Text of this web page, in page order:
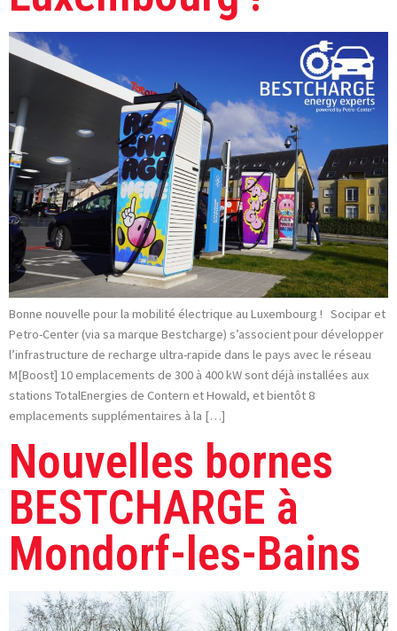
Bonne nouvelle pour la mobilité électrique au Luxembourg ! Socipar et
Petro-Center (via sa marque Bestcharge) s’associent pour développer
l’infrastructure de recharge ultra-rapide dans le pays avec le réseau
M[Boost] 10 emplacements de 300 à 400 kW sont déjà installées aux
stations TotalEnergies de Contern et Howald, et bientôt 8
emplacements supplémentaires à la […]
Nouvelles bornes
BESTCHARGE à
Mondorf-les-Bains